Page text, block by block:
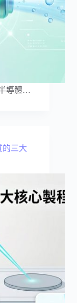
導體…
的三大